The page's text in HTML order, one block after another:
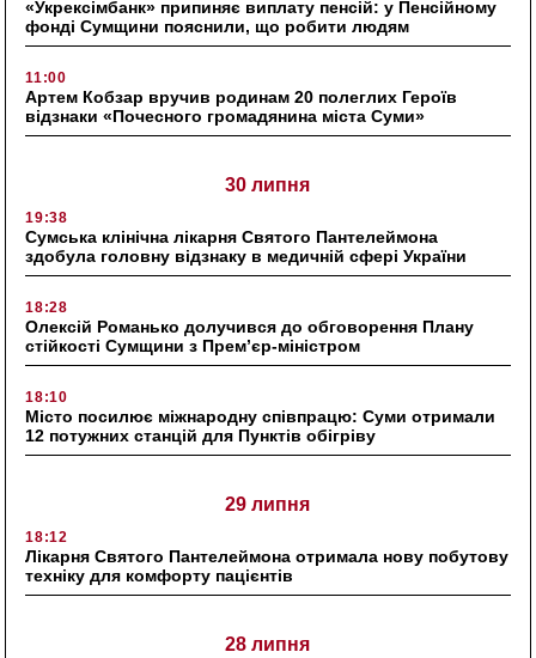
«Укрексімбанк» припиняє виплату пенсій: у Пенсійному
фонді Сумщини пояснили, що робити людям
11:00
Артем Кобзар вручив родинам 20 полеглих Героїв
відзнаки «Почесного громадянина міста Суми»
30 липня
19:38
Сумська клінічна лікарня Святого Пантелеймона
здобула головну відзнаку в медичній сфері України
18:28
Олексій Романько долучився до обговорення Плану
стійкості Сумщини з Прем’єр-міністром
18:10
Місто посилює міжнародну співпрацю: Суми отримали
12 потужних станцій для Пунктів обігріву
29 липня
18:12
Лікарня Святого Пантелеймона отримала нову побутову
техніку для комфорту пацієнтів
28 липня